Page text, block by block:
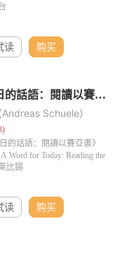
读 购买
Schuele）
读 购买